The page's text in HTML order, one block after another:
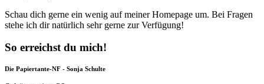
Schau dich gerne ein wenig auf meiner Homepage um. Bei Fragen
stehe ich dir natürlich sehr gerne zur Verfügung!
So erreichst du mich!
Die Papiertante-NF - Sonja Schulte